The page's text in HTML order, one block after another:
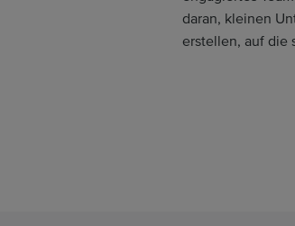
daran, kleinen
erstellen, auf die